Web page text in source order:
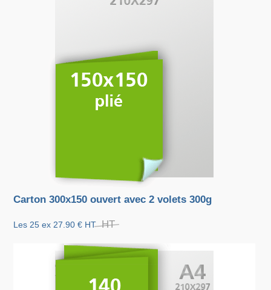
Carton 300x150 ouvert avec 2 volets 300g
Les 25 ex 27.90 € HT HT